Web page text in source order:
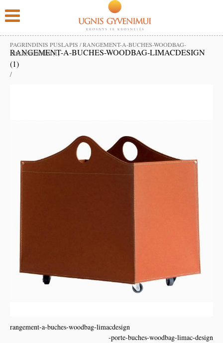
PAGRINDINIS PUSLAPIS /RANGEMENT-A-BUCHES-WOODBAG-
LIMACDESIGN (1)
RANGEMENT-A-BUCHES-WOODBAG-LIMACDESIGN
(1)
/
rangement-a-buches-woodbag-limacdesign
-porte-buches-woodbag-limac-design